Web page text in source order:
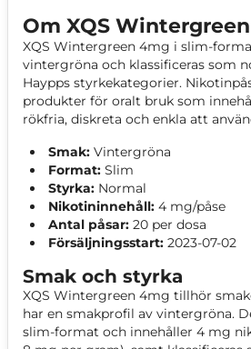
Om XQS
XQS Wintergreen 4mg i slim-
vintergröna och klassificeras som
Haypps styrkekategorier.
produkter för oralt bruk som
rökfria, diskreta och enkla att
Smak: Vintergröna
Format: Slim
Styrka: Normal
Nikotininnehåll: 4 mg/påse
Antal påsar: 20 per dosa
Försäljningsstart: 2023-07-02
Smak och styrka
XQS Wintergreen 4mg tillhör
har en smakprofil av vintergröna.
slim-format och innehåller 4 mg